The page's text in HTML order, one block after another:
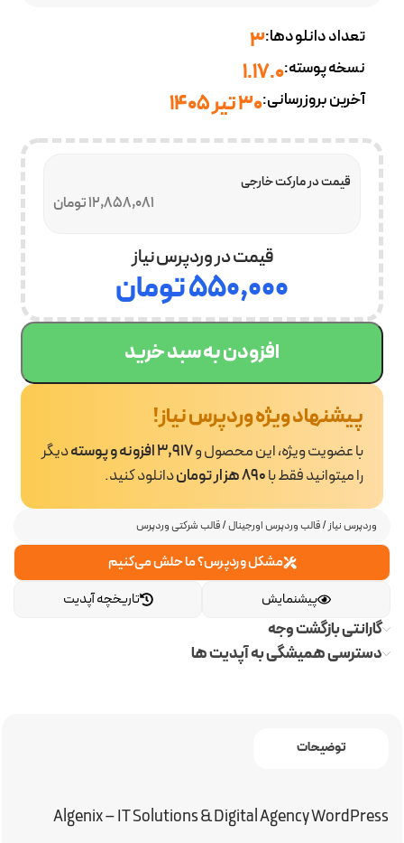
وردپرس نیاز/قالب وردپرس اورجینال/قالب شرکتی وردپرس
مشکل وردپرس؟ ما حلش می‌کنیم
تاریخچه آپدیت
پیشنمایش
گارانتی بازگشت وجه
دسترسی همیشگی به آپدیت ها
تعداد دانلودها:3
نسخه پوسته:1.17.0
آخرین بروزرسانی:30 تیر 1405
12,858,081 تومان
قیمت در مارکت خارجی
قیمت در وردپرس نیاز
۵۵۰,۰۰۰تومان
افزودن به سبد خرید
پیشنهاد ویژه وردپرس نیاز!
با عضویت ویژه، این محصول و3,917 افزونه و پوسته
دیگر
را میتوانید فقط با890 هزار تومان دانلود کنید.
توضیحات
Algenix – IT Solutions & Digital Agency WordPress